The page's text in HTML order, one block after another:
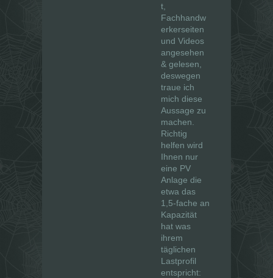
t,
Fachhandw
erkerseiten
und Videos
angesehen
& gelesen,
deswegen
traue ich
mich diese
Aussage zu
machen.
Richtig
helfen wird
Ihnen nur
eine PV
Anlage die
etwa das
1,5-fache an
Kapazität
hat was
ihrem
täglichen
Lastprofil
entspricht: